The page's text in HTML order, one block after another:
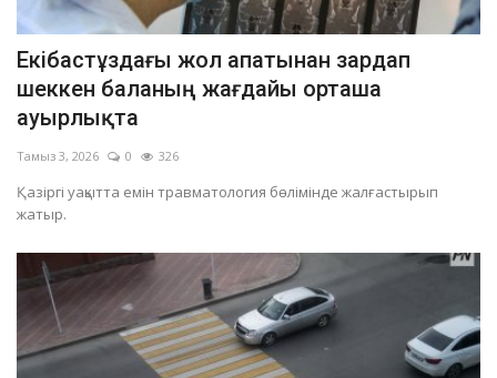
Екібастұздағы жол апатынан зардап
шеккен баланың жағдайы орташа
ауырлықта
Тамыз 3, 2026 0 326
Қазіргі уақытта емін травматология бөлімінде жалғастырып
жатыр.